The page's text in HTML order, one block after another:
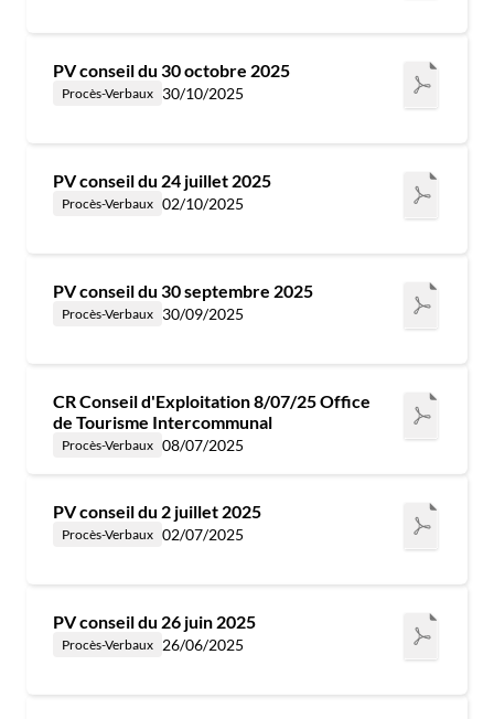
PV conseil du 30 octobre 2025
Procès-Verbaux 30/10/2025
PV conseil du 24 juillet 2025
Procès-Verbaux 02/10/2025
PV conseil du 30 septembre 2025
Procès-Verbaux 30/09/2025
CR Conseil d'Exploitation 8/07/25 Office
de Tourisme Intercommunal
Procès-Verbaux 08/07/2025
PV conseil du 2 juillet 2025
Procès-Verbaux 02/07/2025
PV conseil du 26 juin 2025
Procès-Verbaux 26/06/2025